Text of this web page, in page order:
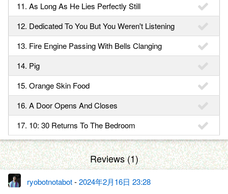
11. As Long As He Lies Perfectly Still
12. Dedicated To You But You Weren't Listening
13. Fire Engine Passing With Bells Clanging
14. Pig
15. Orange Skin Food
16. A Door Opens And Closes
17. 10: 30 Returns To The Bedroom
Reviews (1)
ryobotnotabot-2024年2月16日 23:28